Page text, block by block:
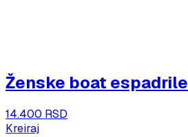
Ženske boat espadrile
14.400 RSD
Kreiraj